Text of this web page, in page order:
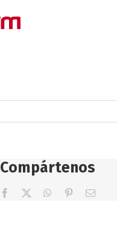
Compártenos
Facebook WhatsApp
PinterestCorreo